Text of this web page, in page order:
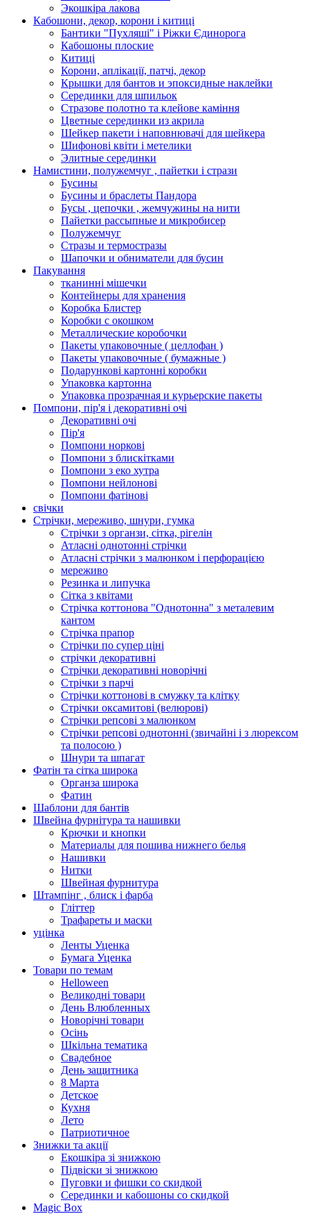
Экошкiра лакова
Кабошони, декор, корони і китиці
Бантики "Пухляші" і Ріжки Єдинорога
Кабошоны плоские
Китиці
Корони, аплікації, патчі, декор
Крышки для бантов и эпоксидные наклейки
Серединки для шпильок
Стразове полотно та клейове каміння
Цветные серединки из акрила
Шейкер пакети і наповнювачі для шейкера
Шифонові квіти і метелики
Элитные серединки
Намистини, полужемчуг , пайетки і стрази
Бусины
Бусины и браслеты Пандора
Бусы , цепочки , жемчужины на нити
Пайетки рассыпные и микробисер
Полужемчуг
Стразы и термостразы
Шапочки и обниматели для бусин
Пакування
тканинні мішечки
Контейнеры для хранения
Коробка Блистер
Коробки с окошком
Металлические коробочки
Пакеты упаковочные ( целлофан )
Пакеты упаковочные ( бумажные )
Подарункові картонні коробки
Упаковка картонна
Упаковка прозрачная и курьерские пакеты
Помпони, пір'я і декоративні очі
Декоративні очі
Пір'я
Помпони норкові
Помпони з блискітками
Помпони з еко хутра
Помпони нейлонові
Помпони фатінові
свічки
Стрічки, мереживо, шнури, гумка
Стрічки з органзи, сітка, рігелін
Атласні однотонні стрічки
Атласні стрічки з малюнком і перфорацією
мереживо
Резинка и липучка
Сітка з квітами
Стрічка коттонова "Однотонна" з металевим
кантом
Стрічка прапор
Стрічки по супер ціні
стрічки декоративні
Стрічки декоративні новорічні
Стрічки з парчі
Стрічки коттонові в смужку та клітку
Стрічки оксамитові (велюрові)
Стрічки репсові з малюнком
Стрічки репсові однотонні (звичайні і з люрексом
та полосою )
Шнури та шпагат
Фатін та сітка широка
Органза широка
Фатин
Шаблони для бантів
Швейна фурнітура та нашивки
Крючки и кнопки
Материалы для пошива нижнего белья
Нашивки
Нитки
Швейная фурнитура
Штампінг , блиск і фарба
Гліттер
Трафареты и маски
уцінка
Ленты Уценка
Бумага Уценка
Товари по темам
Helloween
Великодні товари
День Влюбленных
Новорічні товари
Осінь
Шкільна тематика
Свадебное
День защитника
8 Марта
Детское
Кухня
Лето
Патриотичное
Знижки та акції
Екошкіра зі знижкою
Підвіски зі знижкою
Пуговки и фишки со скидкой
Серединки и кабошоны со скидкой
Magic Box